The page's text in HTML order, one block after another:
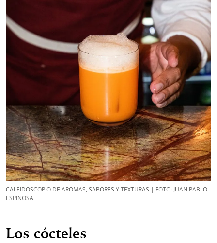
CALEIDOSCOPIO DE AROMAS, SABORES Y TEXTURAS | FOTO: JUAN PABLO
ESPINOSA
Los cócteles